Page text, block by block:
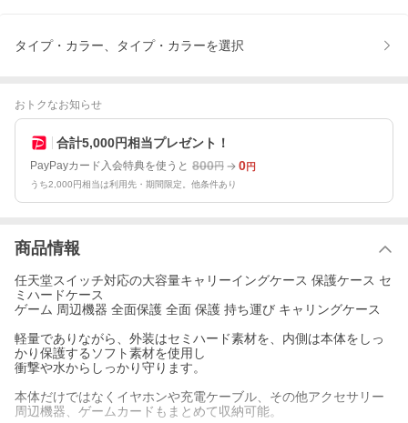
タイプ・カラー、タイプ・カラーを選択
おトクなお知らせ
合計5,000円相当プレゼント！
PayPayカード入会特典を使うと 800円 0円
うち2,000円相当は利用先・期間限定。他条件あり
商品情報
任天堂スイッチ対応の大容量キャリーイングケース 保護ケース セ
ミハードケース
ゲーム 周辺機器 全面保護 全面 保護 持ち運び キャリングケース
軽量でありながら、外装はセミハード素材を、内側は本体をしっ
かり保護するソフト素材を使用し
衝撃や水からしっかり守ります。
本体だけではなくイヤホンや充電ケーブル、その他アクセサリー
周辺機器、ゲームカードもまとめて収納可能。